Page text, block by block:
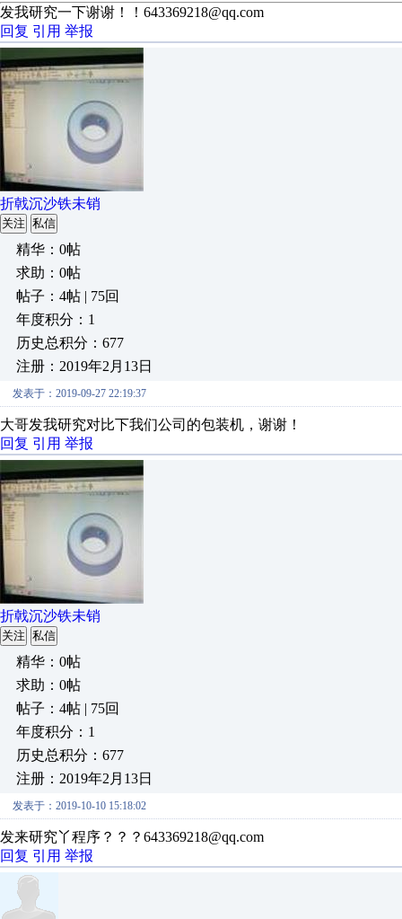
发我研究一下谢谢！！643369218@qq.com
回复 引用 举报
折戟沉沙铁未销
关注 私信
精华：0帖
求助：0帖
帖子：4帖 | 75回
年度积分：1
历史总积分：677
注册：2019年2月13日
发表于：2019-09-27 22:19:37
大哥发我研究对比下我们公司的包装机，谢谢！
回复 引用 举报
折戟沉沙铁未销
关注 私信
精华：0帖
求助：0帖
帖子：4帖 | 75回
年度积分：1
历史总积分：677
注册：2019年2月13日
发表于：2019-10-10 15:18:02
发来研究丫程序？？？643369218@qq.com
回复 引用 举报